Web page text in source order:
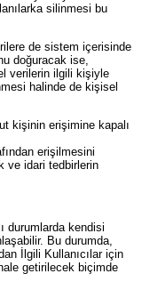
silinmesi bu
de sistem içerisinde
doğuracak ise,
verilerin ilgili kişiyle
halinde de kişisel
kişinin erişimine kapalı
erişilmesini
ve idari tedbirlerin
durumlarda kendisi
Bu durumda,
İlgili Kullanıcılar için
getirilecek biçimde